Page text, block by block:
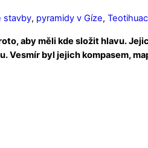
stavby, pyramidy v Gíze,
aby měli kde složit hlavu.
Vesmír byl jejich kompasem,